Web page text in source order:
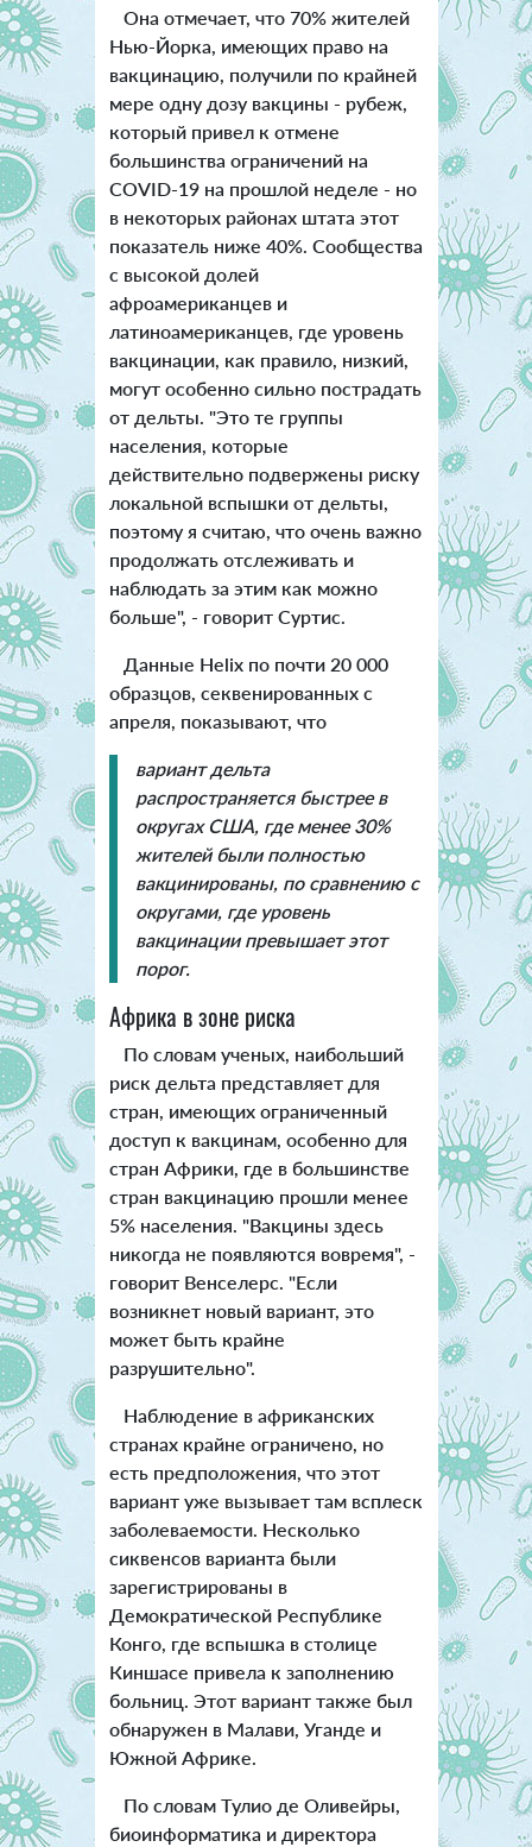
Она отмечает, что 70% жителей
Нью-Йорка, имеющих право на
вакцинацию, получили по крайней
мере одну дозу вакцины - рубеж,
который привел к отмене
большинства ограничений на
COVID-19 на прошлой неделе - но
в некоторых районах штата этот
показатель ниже 40%. Сообщества
с высокой долей
афроамериканцев и
латиноамериканцев, где уровень
вакцинации, как правило, низкий,
могут особенно сильно пострадать
от дельты. "Это те группы
населения, которые
действительно подвержены риску
локальной вспышки от дельты,
поэтому я считаю, что очень важно
продолжать отслеживать и
наблюдать за этим как можно
больше", - говорит Суртис.
Данные Helix по почти 20 000
образцов, секвенированных с
апреля, показывают, что
вариант дельта
распространяется быстрее в
округах США, где менее 30%
жителей были полностью
вакцинированы, по сравнению с
округами, где уровень
вакцинации превышает этот
порог.
Африка в зоне риска
По словам ученых, наибольший
риск дельта представляет для
стран, имеющих ограниченный
доступ к вакцинам, особенно для
стран Африки, где в большинстве
стран вакцинацию прошли менее
5% населения. "Вакцины здесь
никогда не появляются вовремя", -
говорит Венселерс. "Если
возникнет новый вариант, это
может быть крайне
разрушительно".
Наблюдение в африканских
странах крайне ограничено, но
есть предположения, что этот
вариант уже вызывает там всплеск
заболеваемости. Несколько
сиквенсов варианта были
зарегистрированы в
Демократической Республике
Конго, где вспышка в столице
Киншасе привела к заполнению
больниц. Этот вариант также был
обнаружен в Малави, Уганде и
Южной Африке.
По словам Тулио де Оливейры,
биоинформатика и директора